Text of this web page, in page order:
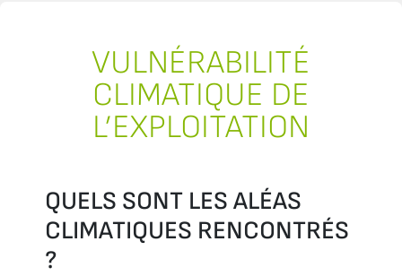
VULNÉRABILITÉ
CLIMATIQUE DE
L’EXPLOITATION
QUELS SONT LES ALÉAS
CLIMATIQUES RENCONTRÉS
?